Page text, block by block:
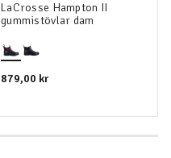
LaCrosse Hampton II
gummistövlar dam
879,00 kr